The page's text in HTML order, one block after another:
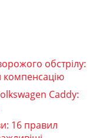
обстрілу:
компенсацію
Caddy:
16 правил